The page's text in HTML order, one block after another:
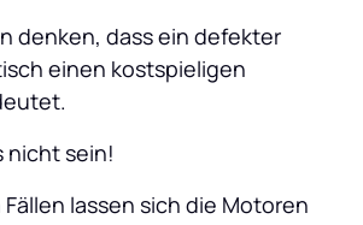
denken, dass ein defekter
einen kostspieligen
nicht sein!
lassen sich die Motoren